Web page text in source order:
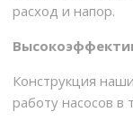
расход и напор.
Конструкция
работу насосов в